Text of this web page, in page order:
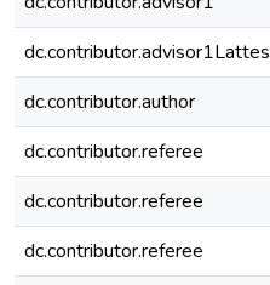
dc.contributor.advisor1Lattes
dc.contributor.author
dc.contributor.referee
dc.contributor.referee
dc.contributor.referee